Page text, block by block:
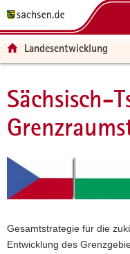
t
ü
b
e
g
e
f
e
t
n
a
v
g
t
o
n
p
n
h
a
t
t
e
I
n
o
m
t
i
t
-
B
e
e
c
Landesentwicklung
Hauptinhalt
Sächsisch-
Gesamtstrategie für die
Entwicklung des